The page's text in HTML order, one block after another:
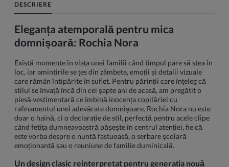
DESCRIERE
Eleganța atemporală pentru mica
domnișoară: Rochia Nora
Există momente în viața unei familii când timpul pare să stea în
loc, iar amintirile se țes din zâmbete, emoții și detalii vizuale
care rămân întipărite în suflet. Pentru părinții care înțeleg că
stilul se învață încă din cei șapte ani de acasă, am pregătit o
piesă vestimentară ce îmbină inocența copilăriei cu
rafinamentul unei adevărate domnișoare. Rochia Nora nu este
doar o haină, ci o declarație de stil, perfectă pentru acele clipe
când fetița dumneavoastră pășește în centrul atenției, fie că
este vorba despre o nuntă fastuoasă, o serbare școlară
emoționantă sau o reuniune de familie duminicală.
Un design clasic reinterpretat pentru generația nouă